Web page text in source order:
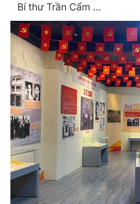
Bí thư Trần Cẩm ...